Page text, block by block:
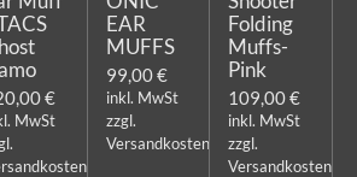
€
MwSt
EAR
MUFFS
99,00 €
inkl. MwSt
zzgl.
Versandkosten
Folding
Muffs-
Pink
109,00 €
inkl. MwSt
zzgl.
Versandkosten